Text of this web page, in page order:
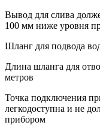
Вывод для слива
100 мм ниже уровня
Шланг для подвода
Длина шланга для
метров
Точка подключения
легкодоступна и не
прибором